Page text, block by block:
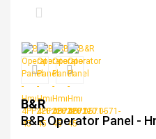
B&R
B&R Operator Panel -